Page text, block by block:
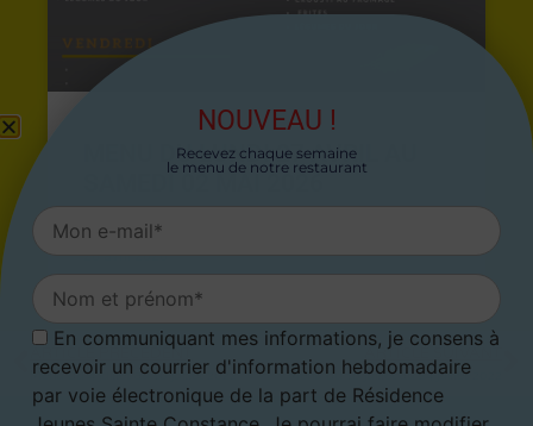
MENU DU LUNDI 27 AVRIL AU
26 avril 2026
ARTICLE PRÉCÉDENT
Menu du 4 juillet au 10 juillet 2022
ARTICLE SUIVANT
Menu du 18 juillet au 24 juillet 2022
NOUVEAU !
Recevez chaque semaine
le menu de notre restaurant
En communiquant mes informations, je consens à
recevoir un courrier d'information hebdomadaire
par voie électronique de la part de Résidence